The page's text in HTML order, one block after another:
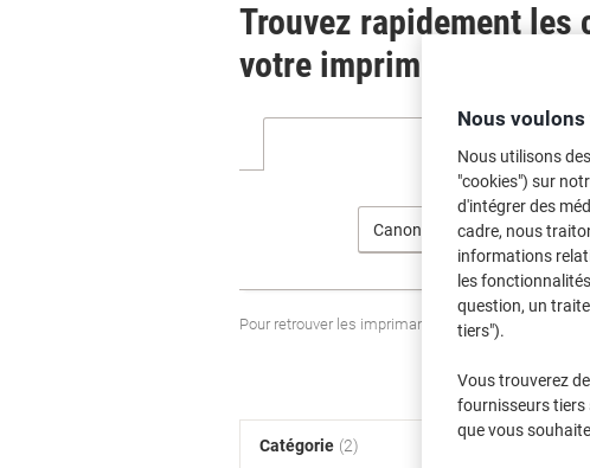
Trouvez rapidement
votre imprimante.
Canon
Pour retrouver les imprimantes listées et/ou les
Catégorie (2)
Nous
Nous utilisons
"cookies") sur
d'intégrer des
cadre, nous
informations
les
question, un
tiers").
Vous trouverez
fournisseurs tiers
que vous